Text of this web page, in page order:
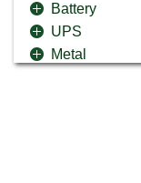
Battery
UPS
Metal